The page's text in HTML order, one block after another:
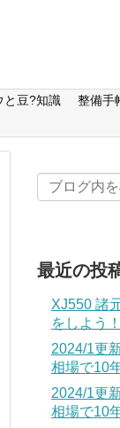
と豆?知識
整備手
最近の投
XJ550 諸
をしよう！
2024/1更
相場で10
2024/1更
相場で10